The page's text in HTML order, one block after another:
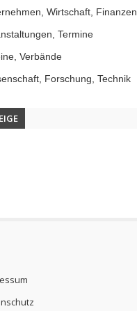
Wirtschaft, Finanzen
Termine
Verbände
Forschung, Technik